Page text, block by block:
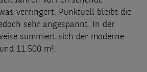
verringert. Punktuell bleibt die
sehr angespannt. In der
summiert sich der moderne
11.500 m².